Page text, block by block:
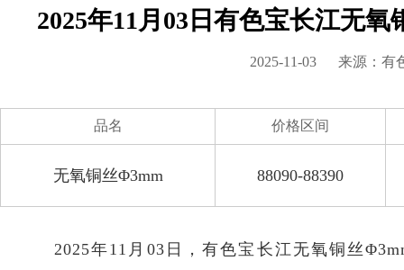
2025年11月03日有色宝长江无
2025-11-03 来源： 有
品名 价格区间
无氧铜丝Φ3mm 88090-88390
2025年11月03日，有色宝长江无氧铜丝